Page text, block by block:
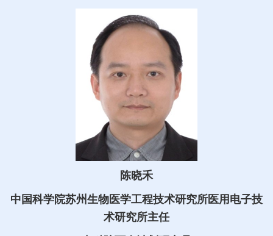
陈晓禾
中国科学院苏州生物医学工程技术研究所医用电子技
术研究所主任